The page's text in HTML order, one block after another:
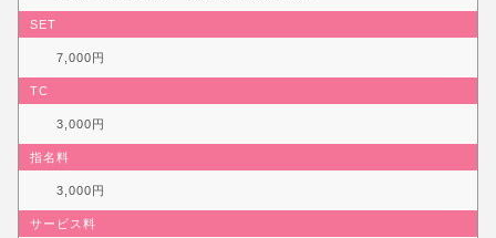
SET
7,000円
TC
3,000円
指名料
3,000円
サービス料